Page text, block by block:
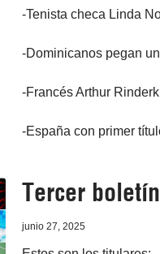
-Tenista checa Linda
-Dominicanos pegan
-Francés Arthur
-España con primer
Tercer
junio 27, 2025